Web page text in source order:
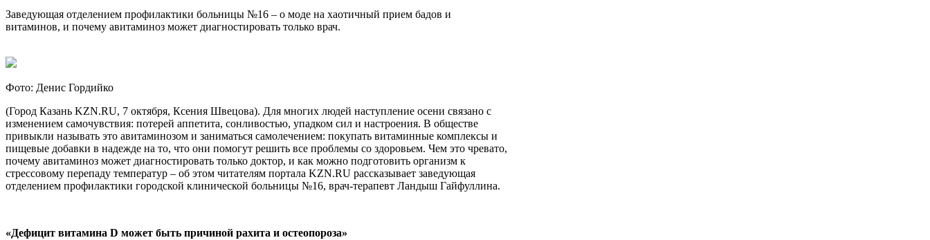
Заведующая отделением профилактики больницы №16 – о моде на хаотичный прием бадов и
витаминов, и почему авитаминоз может диагностировать только врач.
Фото: Денис Гордийко
(Город Казань KZN.RU, 7 октября, Ксения Швецова). Для многих людей наступление осени связано с
изменением самочувствия: потерей аппетита, сонливостью, упадком сил и настроения. В обществе
привыкли называть это авитаминозом и заниматься самолечением: покупать витаминные комплексы и
пищевые добавки в надежде на то, что они помогут решить все проблемы со здоровьем. Чем это чревато,
почему авитаминоз может диагностировать только доктор, и как можно подготовить организм к
стрессовому перепаду температур – об этом читателям портала KZN.RU рассказывает заведующая
отделением профилактики городской клинической больницы №16, врач-терапевт Ландыш Гайфуллина.
«Дефицит витамина D может быть причиной рахита и остеопороза»